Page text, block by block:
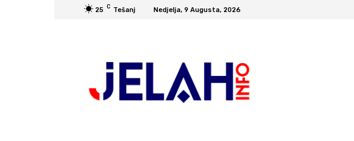
25 C Tešanj Nedjelja, 9 Augusta, 2026